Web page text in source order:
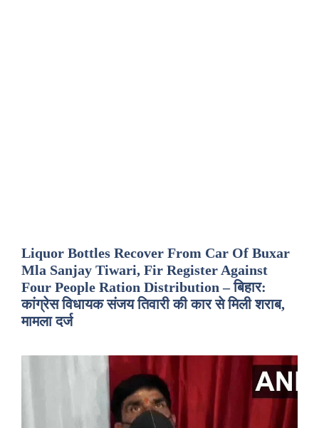
Liquor Bottles Recover From Car Of Buxar
Mla Sanjay Tiwari, Fir Register Against
Four People Ration Distribution – बिहार:
कांग्रेस विधायक संजय तिवारी की कार से मिली शराब,
मामला दर्ज